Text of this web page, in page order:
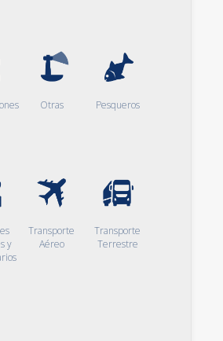
Otras Pesqueros
y
Transporte
Aéreo
Transporte
Terrestre